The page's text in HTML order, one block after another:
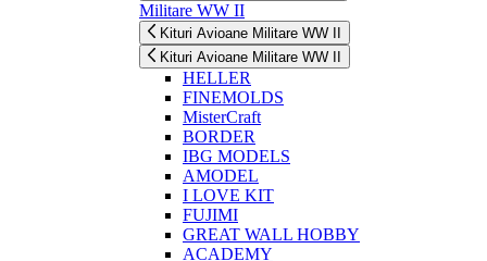
Militare WW II
Kituri Avioane Militare WW II
Kituri Avioane Militare WW II
HELLER
FINEMOLDS
MisterCraft
BORDER
IBG MODELS
AMODEL
I LOVE KIT
FUJIMI
GREAT WALL HOBBY
ACADEMY